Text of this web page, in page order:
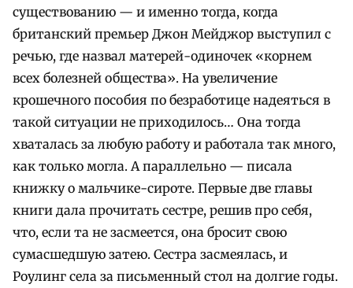
существованию — и именно тогда, когда
британский премьер Джон Мейджор выступил с
речью, где назвал матерей-одиночек «корнем
всех болезней общества». На увеличение
крошечного пособия по безработице надеяться в
такой ситуации не приходилось… Она тогда
хваталась за любую работу и работала так много,
как только могла. А параллельно — писала
книжку о мальчике-сироте. Первые две главы
книги дала прочитать сестре, решив про себя,
что, если та не засмеется, она бросит свою
сумасшедшую затею. Сестра засмеялась, и
Роулинг села за письменный стол на долгие годы.